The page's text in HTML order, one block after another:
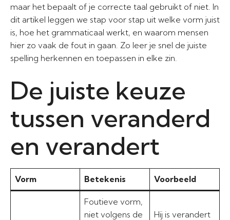
maar het bepaalt of je correcte taal gebruikt of niet. In
dit artikel leggen we stap voor stap uit welke vorm juist
is, hoe het grammaticaal werkt, en waarom mensen
hier zo vaak de fout in gaan. Zo leer je snel de juiste
spelling herkennen en toepassen in elke zin.
De juiste keuze
tussen veranderd
en verandert
Vorm Betekenis Voorbeeld
Foutieve vorm,
niet volgens de
Hij is verandert